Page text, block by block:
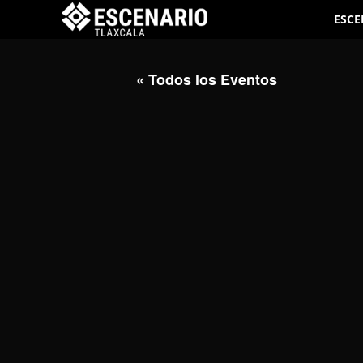
« Todos los Eventos